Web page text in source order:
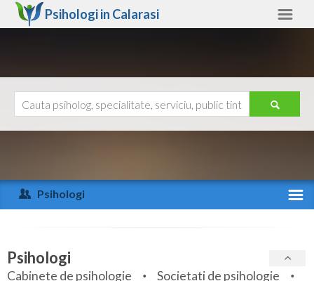
Psihologi in Calarasi
Arad
Arges
Bihor
Ajutor
Psihologi
Specialitati
Psihologi
Cabinete de psihologie
Societati de psihologie